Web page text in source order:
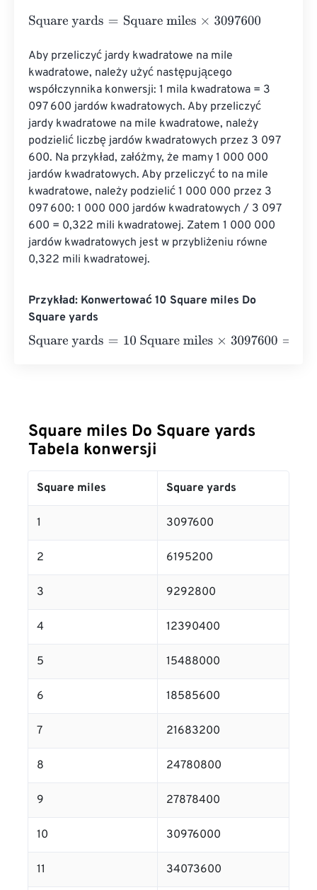
Square yards=Square miles×3097600
Aby przeliczyć jardy kwadratowe na mile
kwadratowe, należy użyć następującego
współczynnika konwersji: 1 mila kwadratowa = 3
097 600 jardów kwadratowych. Aby przeliczyć
jardy kwadratowe na mile kwadratowe, należy
podzielić liczbę jardów kwadratowych przez 3 097
600. Na przykład, załóżmy, że mamy 1 000 000
jardów kwadratowych. Aby przeliczyć to na mile
kwadratowe, należy podzielić 1 000 000 przez 3
097 600: 1 000 000 jardów kwadratowych / 3 097
600 = 0,322 mili kwadratowej. Zatem 1 000 000
jardów kwadratowych jest w przybliżeniu równe
0,322 mili kwadratowej.
Przykład: Konwertować 10 Square miles Do
Square yards
Square yards=10 Square miles ×3097600=30976000
Square miles Do Square yards
Tabela konwersji
Square miles Square yards
1 3097600
2 6195200
3 9292800
4 12390400
5 15488000
6 18585600
7 21683200
8 24780800
9 27878400
10 30976000
11 34073600